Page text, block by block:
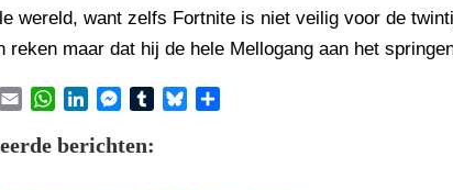
wereld, want zelfs Fortnite is niet veilig voor de
reken maar dat hij de hele Mellogang aan het
berichten: